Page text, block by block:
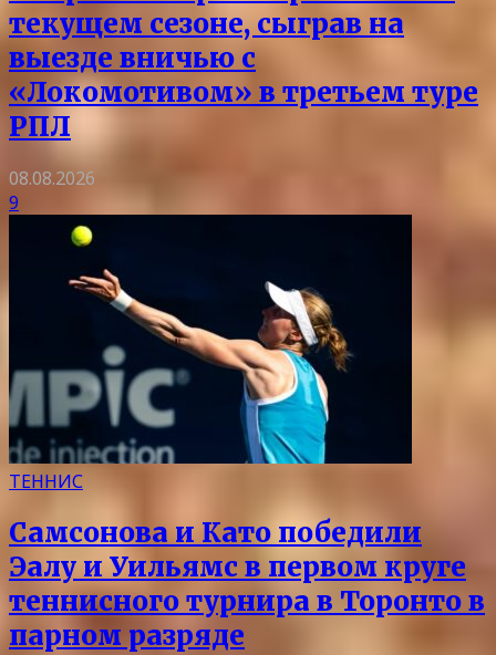
текущем сезоне, сыграв на
выезде вничью с
«Локомотивом» в третьем туре
РПЛ
08.08.2026
9
ТЕННИС
Самсонова и Като победили
Эалу и Уильямс в первом круге
теннисного турнира в Торонто в
парном разряде